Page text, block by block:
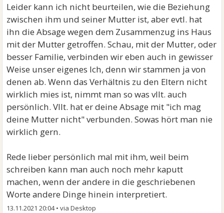
Leider kann ich nicht beurteilen, wie die Beziehung
zwischen ihm und seiner Mutter ist, aber evtl. hat
ihn die Absage wegen dem Zusammenzug ins Haus
mit der Mutter getroffen. Schau, mit der Mutter, oder
besser Familie, verbinden wir eben auch in gewisser
Weise unser eigenes Ich, denn wir stammen ja von
denen ab. Wenn das Verhältnis zu den Eltern nicht
wirklich mies ist, nimmt man so was vllt. auch
persönlich. Vllt. hat er deine Absage mit "ich mag
deine Mutter nicht" verbunden. Sowas hört man nie
wirklich gern.
Rede lieber persönlich mal mit ihm, weil beim
schreiben kann man auch noch mehr kaputt
machen, wenn der andere in die geschriebenen
Worte andere Dinge hinein interpretiert.
13.11.2021 20:04•